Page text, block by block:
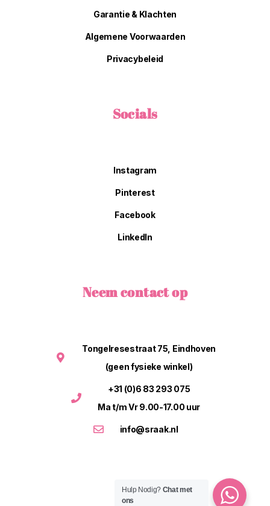
Garantie & Klachten
Algemene Voorwaarden
Privacybeleid
Socials
Instagram
Pinterest
Facebook
LinkedIn
Neem contact op
Tongelresestraat 75, Eindhoven
(geen fysieke winkel)
+31 (0)6 83 293 075
Ma t/m Vr 9.00-17.00 uur
info@sraak.nl
Hulp Nodig? Chat met
ons